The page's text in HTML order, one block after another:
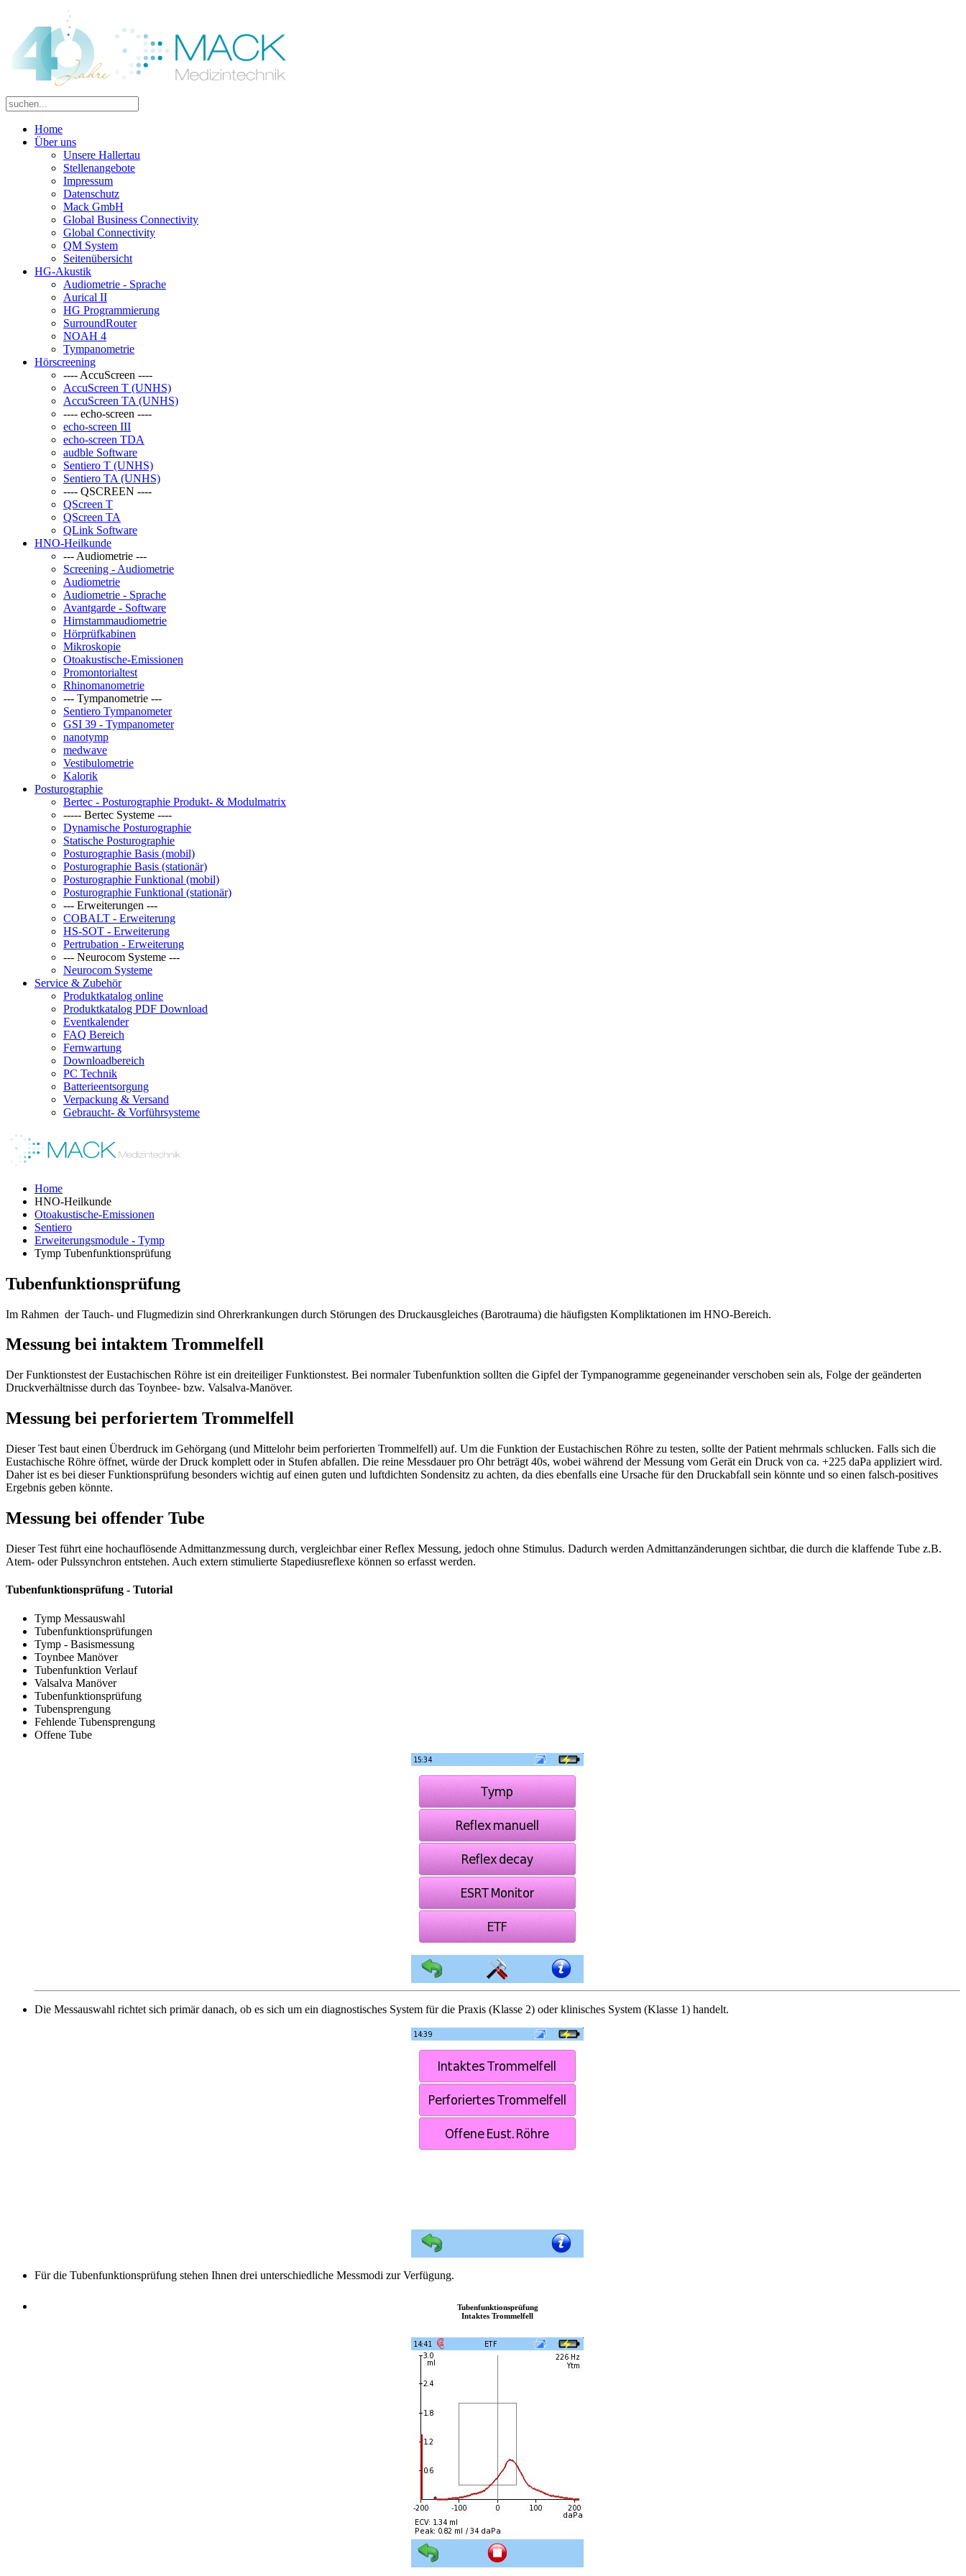
Home
Über uns
Unsere Hallertau
Stellenangebote
Impressum
Datenschutz
Mack GmbH
Global Business Connectivity
Global Connectivity
QM System
Seitenübersicht
HG-Akustik
Audiometrie - Sprache
Aurical II
HG Programmierung
SurroundRouter
NOAH 4
Tympanometrie
Hörscreening
---- AccuScreen ----
AccuScreen T (UNHS)
AccuScreen TA (UNHS)
---- echo-screen ----
echo-screen III
echo-screen TDA
audble Software
Sentiero T (UNHS)
Sentiero TA (UNHS)
---- QSCREEN ----
QScreen T
QScreen TA
QLink Software
HNO-Heilkunde
--- Audiometrie ---
Screening - Audiometrie
Audiometrie
Audiometrie - Sprache
Avantgarde - Software
Hirnstammaudiometrie
Hörprüfkabinen
Mikroskopie
Otoakustische-Emissionen
Promontorialtest
Rhinomanometrie
--- Tympanometrie ---
Sentiero Tympanometer
GSI 39 - Tympanometer
nanotymp
medwave
Vestibulometrie
Kalorik
Posturographie
Bertec - Posturographie Produkt- & Modulmatrix
----- Bertec Systeme ----
Dynamische Posturographie
Statische Posturographie
Posturographie Basis (mobil)
Posturographie Basis (stationär)
Posturographie Funktional (mobil)
Posturographie Funktional (stationär)
--- Erweiterungen ---
COBALT - Erweiterung
HS-SOT - Erweiterung
Pertrubation - Erweiterung
--- Neurocom Systeme ---
Neurocom Systeme
Service & Zubehör
Produktkatalog online
Produktkatalog PDF Download
Eventkalender
FAQ Bereich
Fernwartung
Downloadbereich
PC Technik
Batterieentsorgung
Verpackung & Versand
Gebraucht- & Vorführsysteme
Home
HNO-Heilkunde
Otoakustische-Emissionen
Sentiero
Erweiterungsmodule - Tymp
Tymp Tubenfunktionsprüfung
Tubenfunktionsprüfung
Im Rahmen der Tauch- und Flugmedizin sind Ohrerkrankungen durch Störungen des Druckausgleiches (Barotrauma) die häufigsten Kompliktationen im HNO-Bereich.
Messung bei intaktem Trommelfell
Der Funktionstest der Eustachischen Röhre ist ein dreiteiliger Funktionstest. Bei normaler Tubenfunktion sollten die Gipfel der Tympanogramme gegeneinander verschoben sein als, Folge der geänderten
Druckverhältnisse durch das Toynbee- bzw. Valsalva-Manöver.
Messung bei perforiertem Trommelfell
Dieser Test baut einen Überdruck im Gehörgang (und Mittelohr beim perforierten Trommelfell) auf. Um die Funktion der Eustachischen Röhre zu testen, sollte der Patient mehrmals schlucken. Falls sich die
Eustachische Röhre öffnet, würde der Druck komplett oder in Stufen abfallen. Die reine Messdauer pro Ohr beträgt 40s, wobei während der Messung vom Gerät ein Druck von ca. +225 daPa appliziert wird.
Daher ist es bei dieser Funktionsprüfung besonders wichtig auf einen guten und luftdichten Sondensitz zu achten, da dies ebenfalls eine Ursache für den Druckabfall sein könnte und so einen falsch-positives
Ergebnis geben könnte.
Messung bei offender Tube
Dieser Test führt eine hochauflösende Admittanzmessung durch, vergleichbar einer Reflex Messung, jedoch ohne Stimulus. Dadurch werden Admittanzänderungen sichtbar, die durch die klaffende Tube z.B.
Atem- oder Pulssynchron entstehen. Auch extern stimulierte Stapediusreflexe können so erfasst werden.
Tubenfunktionsprüfung - Tutorial
Tymp Messauswahl
Tubenfunktionsprüfungen
Tymp - Basismessung
Toynbee Manöver
Tubenfunktion Verlauf
Valsalva Manöver
Tubenfunktionsprüfung
Tubensprengung
Fehlende Tubensprengung
Offene Tube
Die Messauswahl richtet sich primär danach, ob es sich um ein diagnostisches System für die Praxis (Klasse 2) oder klinisches System (Klasse 1) handelt.
Für die Tubenfunktionsprüfung stehen Ihnen drei unterschiedliche Messmodi zur Verfügung.
Tubenfunktionsprüfung
Intaktes Trommelfell